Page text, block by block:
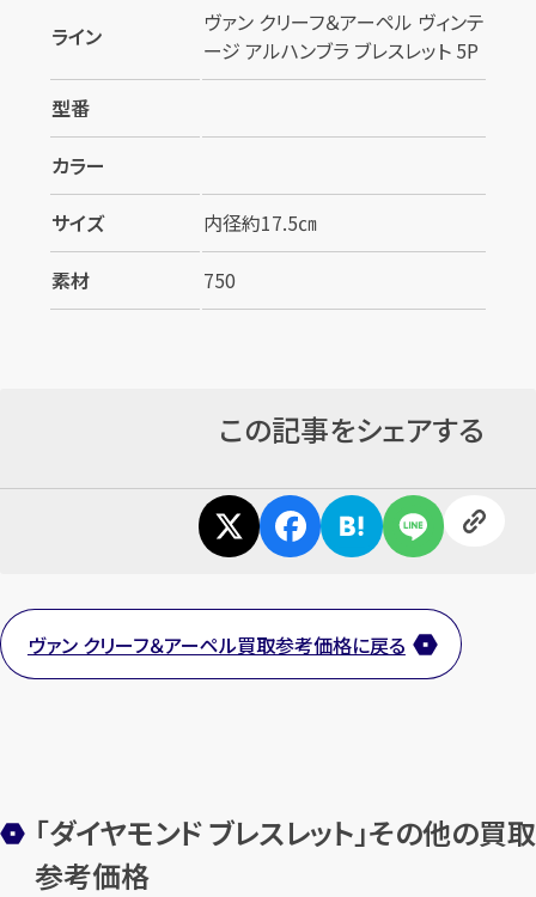
まずは お電話
【総合受付】24時間・年中無休(年末年
始除く)
ライン
ヴァン クリーフ＆アーペル ヴィンテ
ージ アルハンブラ ブレスレット 5P
型番
カラー
サイズ
内径約17.5㎝
素材
750
この記事をシェアする
ヴァン クリーフ＆アーペル買取参考価格に戻る
「ダイヤモンド ブレスレット」その他の買取
参考価格